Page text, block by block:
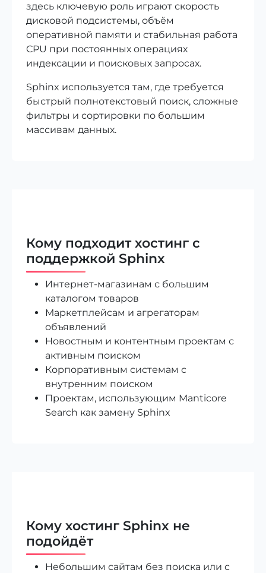
здесь ключевую роль играют скорость
дисковой подсистемы, объём
оперативной памяти и стабильная работа
CPU при постоянных операциях
индексации и поисковых запросах.
Sphinx используется там, где требуется
быстрый полнотекстовый поиск, сложные
фильтры и сортировки по большим
массивам данных.
Кому подходит хостинг с
поддержкой Sphinx
Интернет-магазинам с большим
каталогом товаров
Маркетплейсам и агрегаторам
объявлений
Новостным и контентным проектам с
активным поиском
Корпоративным системам с
внутренним поиском
Проектам, использующим Manticore
Search как замену Sphinx
Кому хостинг Sphinx не
подойдёт
Небольшим сайтам без поиска или с